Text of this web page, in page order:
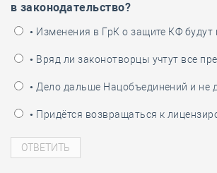
в законодательство?
• Изменения в ГрК о защите КФ будут
• Вряд ли законотворцы учтут все
• Дело дальше Нацобъединений и не
• Придётся возвращаться к